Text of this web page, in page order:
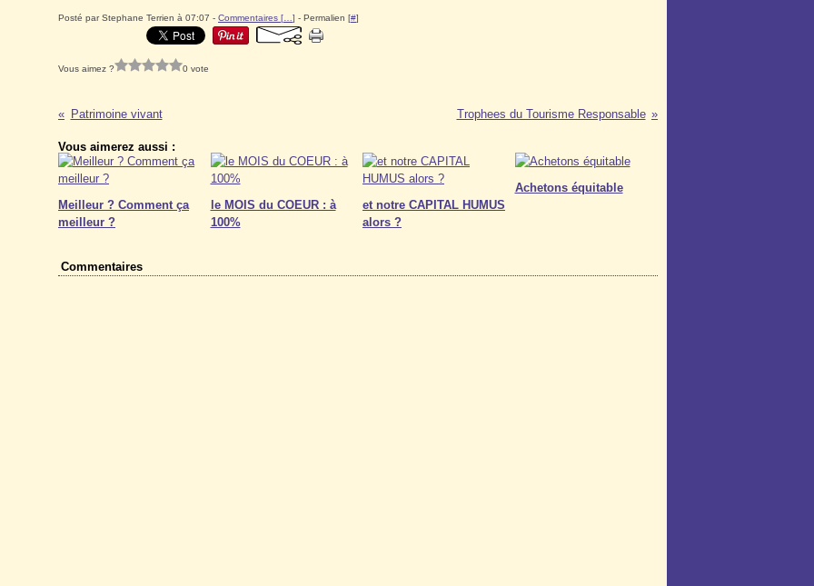
Posté par Stephane Terrien à 07:07 - Commentaires [ ] - Permalien [#]
Vous aimez ? 0 vote
Patrimoine vivant Trophees du Tourisme Responsable
Vous aimerez aussi :
Meilleur ? Comment ça
meilleur ?
le MOIS du COEUR : à
100%
et notre CAPITAL HUMUS
alors ?
Achetons équitable
Commentaires